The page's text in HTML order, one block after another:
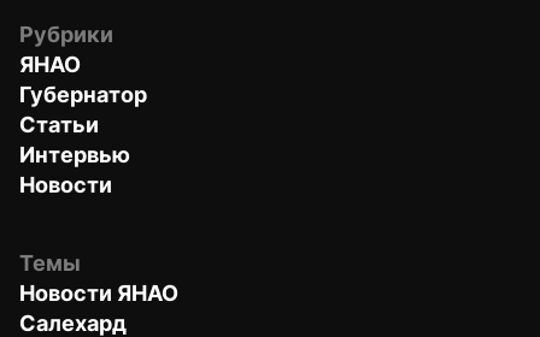
Рубрики
ЯНАО
Губернатор
Статьи
Интервью
Новости
Темы
Новости ЯНАО
Салехард